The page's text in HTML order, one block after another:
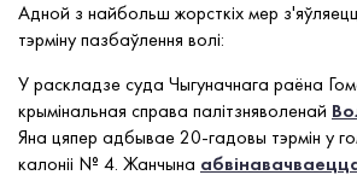
Адной з найбольш жорсткіх мер
тэрміну пазбаўлення волі:
У раскладзе суда Чыгуначнага раёна
крымінальная справа палітзняволенай
Яна цяпер адбывае 20-гадовы тэрмін у
калоніі № 4. Жанчына